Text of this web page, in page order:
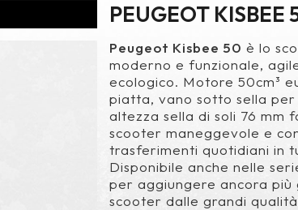
PEUGEOT KISBEE
Peugeot Kisbee 50 è lo
moderno e funzionale,
ecologico. Motore 50cm³
piatta, vano sotto sella per
altezza sella di soli 76 mm
scooter maneggevole e
trasferimenti quotidiani in
Disponibile anche nelle
per aggiungere ancora più
scooter dalle grandi